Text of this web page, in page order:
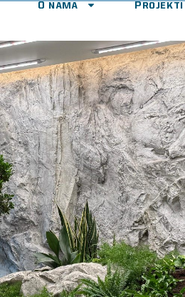
O nama Projekti